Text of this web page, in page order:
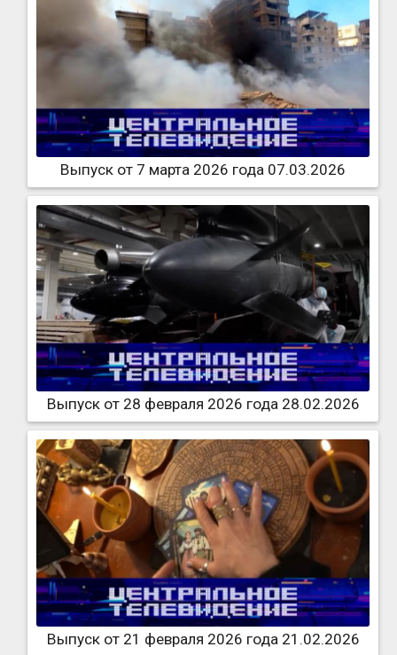
Выпуск от 7 марта 2026 года 07.03.2026
Выпуск от 28 февраля 2026 года 28.02.2026
Выпуск от 21 февраля 2026 года 21.02.2026